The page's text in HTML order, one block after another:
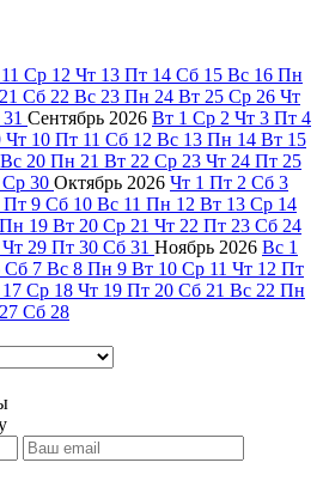
11 Ср 12 Чт 13 Пт 14 Сб 15 Вс 16 Пн
21 Сб 22 Вс 23 Пн 24 Вт 25 Ср 26 Чт
31 Сентябрь 2026 Вт 1 Ср 2 Чт 3 Пт 4
Чт 10 Пт 11 Сб 12 Вс 13 Пн 14 Вт 15
Вс 20 Пн 21 Вт 22 Ср 23 Чт 24 Пт 25
Ср 30 Октябрь 2026 Чт 1 Пт 2 Сб 3
Пт 9 Сб 10 Вс 11 Пн 12 Вт 13 Ср 14
Пн 19 Вт 20 Ср 21 Чт 22 Пт 23 Сб 24
Чт 29 Пт 30 Сб 31 Ноябрь 2026 Вс 1
Сб 7 Вс 8 Пн 9 Вт 10 Ср 11 Чт 12 Пт
17 Ср 18 Чт 19 Пт 20 Сб 21 Вс 22 Пн
27 Сб 28